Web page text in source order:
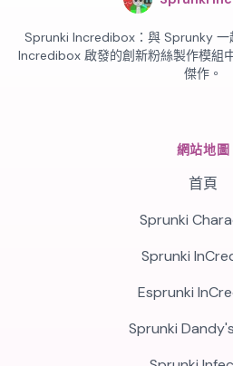
Sprunki Incredibox：與 Sprunky 一
Incredibox 啟發的創新粉絲製作模組
傑作。
網站地圖
首頁
Sprunki
Sprunki
Esprunki
Sprunki